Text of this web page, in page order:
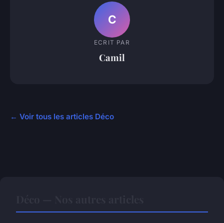
C
ECRIT PAR
Camil
← Voir tous les articles Déco